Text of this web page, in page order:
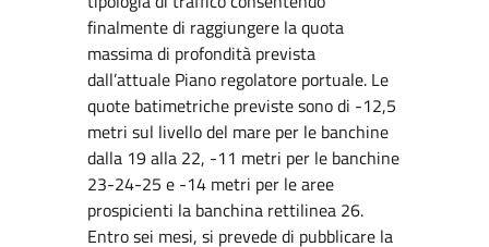
finalmente di raggiungere la quota
massima di profondità prevista
dall’attuale Piano regolatore portuale. Le
quote batimetriche previste sono di -12,5
metri sul livello del mare per le banchine
dalla 19 alla 22, -11 metri per le banchine
23-24-25 e -14 metri per le aree
prospicienti la banchina rettilinea 26.
Entro sei mesi, si prevede di pubblicare la